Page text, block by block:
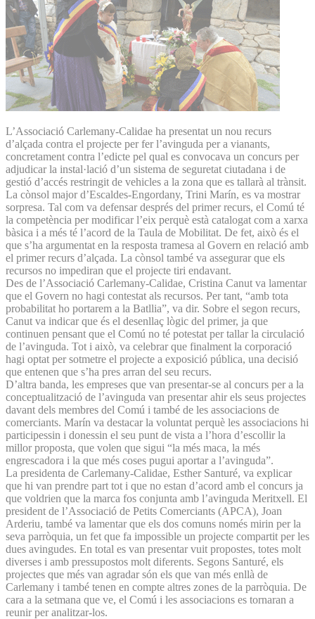
L’Associació Carlemany-Calidae ha presentat un nou recurs
d’alçada contra el projecte per fer l’avinguda per a vianants,
concretament contra l’edicte pel qual es convocava un concurs per
adjudicar la instal·lació d’un sistema de seguretat ciutadana i de
gestió d’accés restringit de vehicles a la zona que es tallarà al trànsit.
La cònsol major d’Escaldes-Engordany, Trini Marín, es va mostrar
sorpresa. Tal com va defensar després del primer recurs, el Comú té
la competència per modificar l’eix perquè està catalogat com a xarxa
bàsica i a més té l’acord de la Taula de Mobilitat. De fet, això és el
que s’ha argumentat en la resposta tramesa al Govern en relació amb
el primer recurs d’alçada. La cònsol també va assegurar que els
recursos no impediran que el projecte tiri endavant.
Des de l’Associació Carlemany-Calidae, Cristina Canut va lamentar
que el Govern no hagi contestat als recursos. Per tant, “amb tota
probabilitat ho portarem a la Batllia”, va dir. Sobre el segon recurs,
Canut va indicar que és el desenllaç lògic del primer, ja que
continuen pensant que el Comú no té potestat per tallar la circulació
de l’avinguda. Tot i això, va celebrar que finalment la corporació
hagi optat per sotmetre el projecte a exposició pública, una decisió
que entenen que s’ha pres arran del seu recurs.
D’altra banda, les empreses que van presentar-se al concurs per a la
conceptualització de l’avinguda van presentar ahir els seus projectes
davant dels membres del Comú i també de les associacions de
comerciants. Marín va destacar la voluntat perquè les associacions hi
participessin i donessin el seu punt de vista a l’hora d’escollir la
millor proposta, que volen que sigui “la més maca, la més
engrescadora i la que més coses pugui aportar a l’avinguda”.
La presidenta de Carlemany-Calidae, Esther Santuré, va explicar
que hi van prendre part tot i que no estan d’acord amb el concurs ja
que voldrien que la marca fos conjunta amb l’avinguda Meritxell. El
president de l’Associació de Petits Comerciants (APCA), Joan
Arderiu, també va lamentar que els dos comuns només mirin per la
seva parròquia, un fet que fa impossible un projecte compartit per les
dues avingudes. En total es van presentar vuit propostes, totes molt
diverses i amb pressupostos molt diferents. Segons Santuré, els
projectes que més van agradar són els que van més enllà de
Carlemany i també tenen en compte altres zones de la parròquia. De
cara a la setmana que ve, el Comú i les associacions es tornaran a
reunir per analitzar-los.